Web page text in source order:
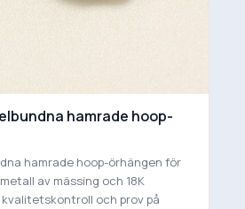
hamrade hoop-
hamrade hoop-örhängen för
av mässing och 18K
och prov på